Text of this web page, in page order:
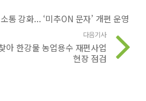
통 강화... ‘미추ON 문자’ 개편 운영
다음기사
아 한강물 농업용수 재편사업
현장 점검